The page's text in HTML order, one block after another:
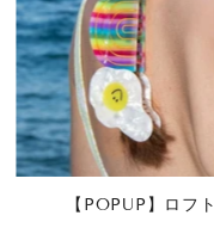
【POPUP】ロフ